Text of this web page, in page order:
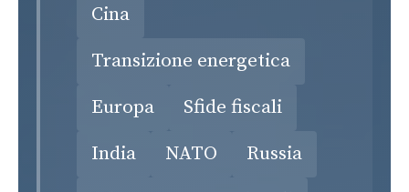
Cina
Transizione energetica
Europa
Sfide fiscali
India
NATO
Russia